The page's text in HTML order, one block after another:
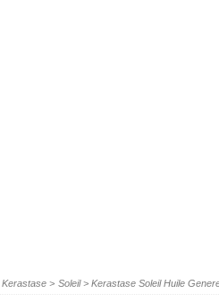
Kerastase > Soleil > Kerastase Soleil Huile